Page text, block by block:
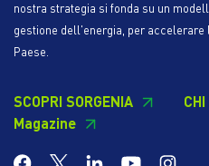
nostra strategia si fonda su un
gestione dell'energia, per
Paese.
SCOPRI SORGENIA
Magazine